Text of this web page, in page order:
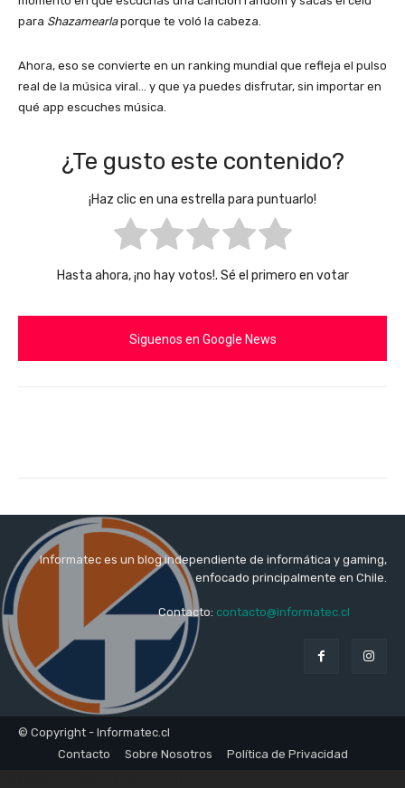
para Shazamearlaporque te voló la cabeza.
Ahora, eso se convierte en un ranking mundial que refleja el pulso
real de la música viral… y que ya puedes disfrutar, sin importar en
qué app escuches música.
¿Te gusto este contenido?
¡Haz clic en una estrella para puntuarlo!
Hasta ahora, ¡no hay votos!. Sé el primero en votar
Siguenos en Google News
Informatec es un blog independiente de informática y gaming,
enfocado principalmente en Chile.
Contacto: contacto@informatec.cl
© Copyright - Informatec.cl
Contacto
Sobre Nosotros Política de Privacidad